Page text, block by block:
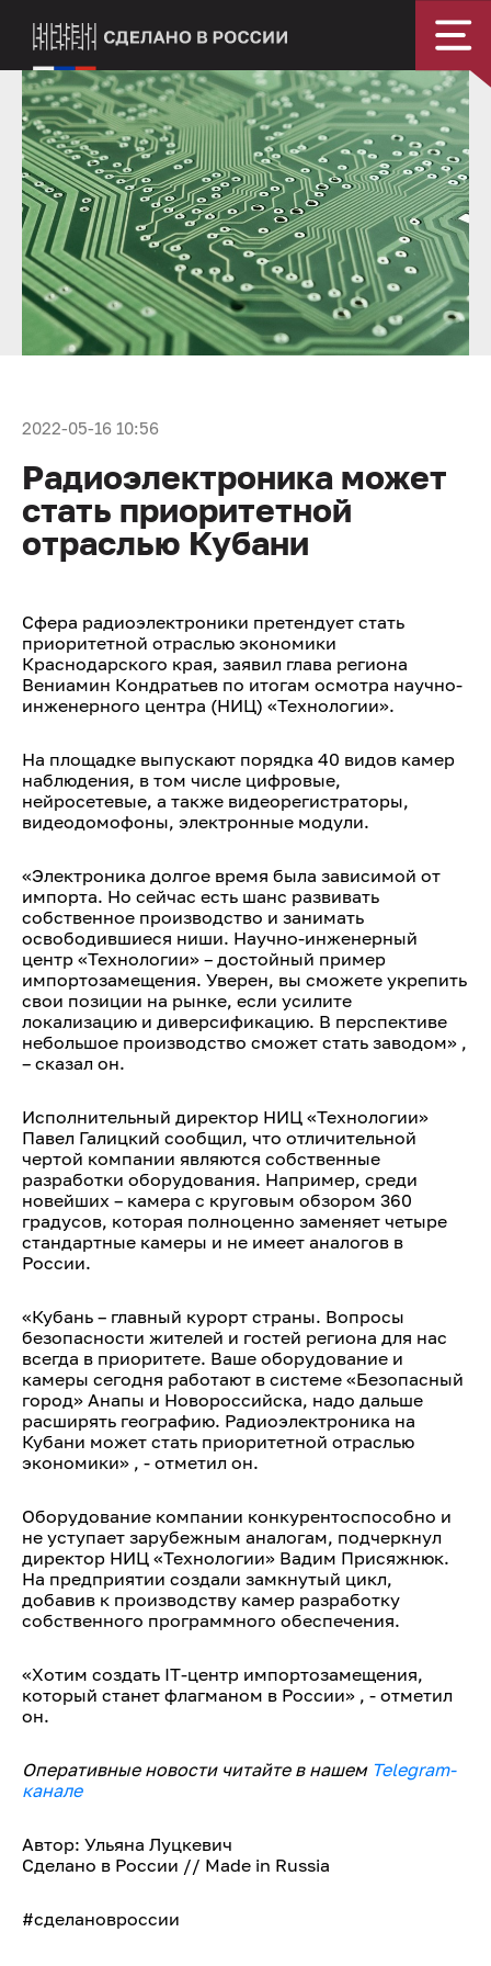
2022-05-16 10:56
Радиоэлектроника может
стать приоритетной
отраслью Кубани
Сфера радиоэлектроники претендует стать
приоритетной отраслью экономики
Краснодарского края, заявил глава региона
Вениамин Кондратьев по итогам осмотра научно-
инженерного центра (НИЦ) «Технологии».
На площадке выпускают порядка 40 видов камер
наблюдения, в том числе цифровые,
нейросетевые, а также видеорегистраторы,
видеодомофоны, электронные модули.
«Электроника долгое время была зависимой от
импорта. Но сейчас есть шанс развивать
собственное производство и занимать
освободившиеся ниши. Научно-инженерный
центр «Технологии» – достойный пример
импортозамещения. Уверен, вы сможете укрепить
свои позиции на рынке, если усилите
локализацию и диверсификацию. В перспективе
небольшое производство сможет стать заводом» ,
– сказал он.
Исполнительный директор НИЦ «Технологии»
Павел Галицкий сообщил, что отличительной
чертой компании являются собственные
разработки оборудования. Например, среди
новейших – камера с круговым обзором 360
градусов, которая полноценно заменяет четыре
стандартные камеры и не имеет аналогов в
России.
«Кубань – главный курорт страны. Вопросы
безопасности жителей и гостей региона для нас
всегда в приоритете. Ваше оборудование и
камеры сегодня работают в системе «Безопасный
город» Анапы и Новороссийска, надо дальше
расширять географию. Радиоэлектроника на
Кубани может стать приоритетной отраслью
экономики» , - отметил он.
Оборудование компании конкурентоспособно и
не уступает зарубежным аналогам, подчеркнул
директор НИЦ «Технологии» Вадим Присяжнюк.
На предприятии создали замкнутый цикл,
добавив к производству камер разработку
собственного программного обеспечения.
«Хотим создать IT-центр импортозамещения,
который станет флагманом в России» , - отметил
он.
Оперативные новости читайте в нашем Telegram-
канале
Автор: Ульяна Луцкевич
Сделано в России // Made in Russia
#сделановроссии